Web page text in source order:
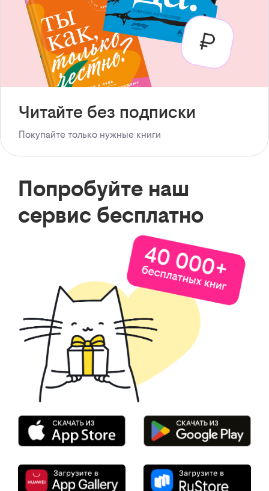
Читайте без подписки
Покупайте только нужные книги
Попробуйте наш
сервис бесплатно